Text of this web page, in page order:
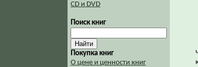
CD и DVD
Поиск книг
Покупка книг
О цене и ценности книг